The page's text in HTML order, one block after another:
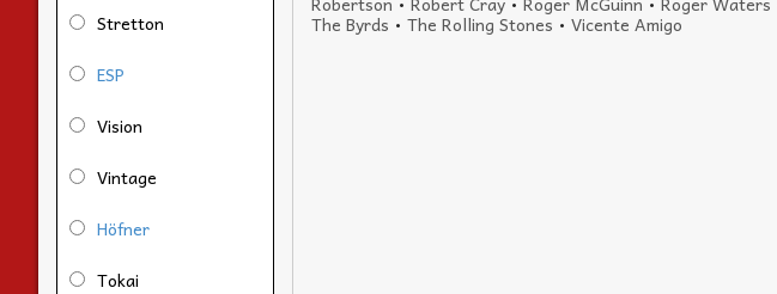
The Byrds •The Rolling Stones •Vicente Amigo
Stretton
ESP
Vision
Vintage
Höfner
Tokai